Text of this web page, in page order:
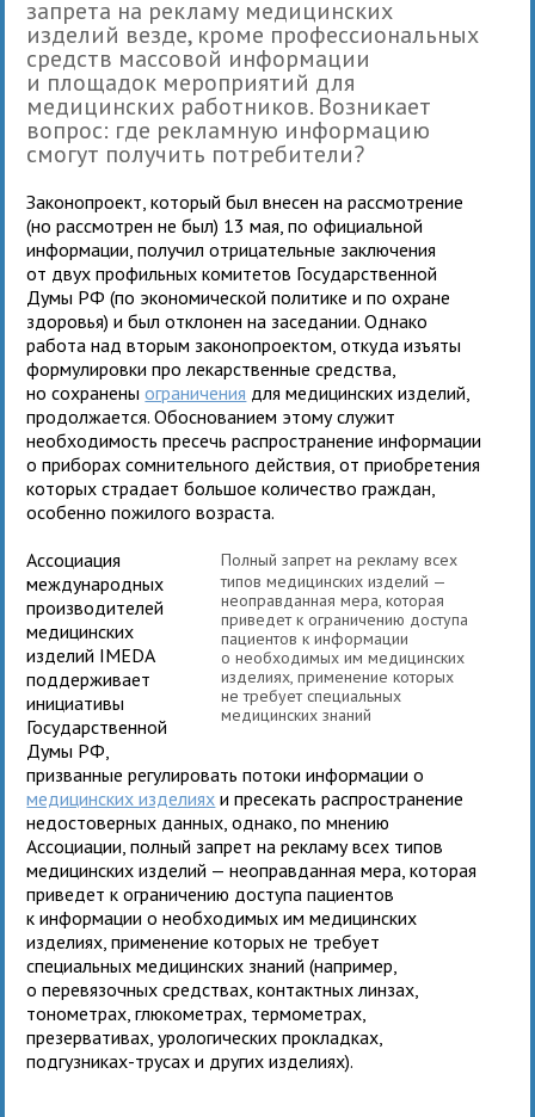
запрета на рекламу медицинских
изделий везде, кроме профессиональных
средств массовой информации
и площадок мероприятий для
медицинских работников. Возникает
вопрос: где рекламную информацию
смогут получить потребители?
Законопроект, который был внесен на рассмотрение
(но рассмотрен не был) 13 мая, по официальной
информации, получил отрицательные заключения
от двух профильных комитетов Государственной
Думы РФ (по экономической политике и по охране
здоровья) и был отклонен на заседании. Однако
работа над вторым законопроектом, откуда изъяты
формулировки про лекарственные средства,
но сохраненыограничения для медицинских изделий,
продолжается. Обоснованием этому служит
необходимость пресечь распространение информации
о приборах сомнительного действия, от приобретения
которых страдает большое количество граждан,
особенно пожилого возраста.
Полный запрет на рекламу всех
типов медицинских изделий —
неоправданная мера, которая
приведет к ограничению доступа
пациентов к информации
о необходимых им медицинских
изделиях, применение которых
не требует специальных
медицинских знаний
Ассоциация
международных
производителей
медицинских
изделий IMEDA
поддерживает
инициативы
Государственной
Думы РФ,
призванные регулировать потоки информации о
медицинских изделиях и пресекать распространение
недостоверных данных, однако, по мнению
Ассоциации, полный запрет на рекламу всех типов
медицинских изделий — неоправданная мера, которая
приведет к ограничению доступа пациентов
к информации о необходимых им медицинских
изделиях, применение которых не требует
специальных медицинских знаний (например,
о перевязочных средствах, контактных линзах,
тонометрах, глюкометрах, термометрах,
презервативах, урологических прокладках,
подгузниках-трусах и других изделиях).